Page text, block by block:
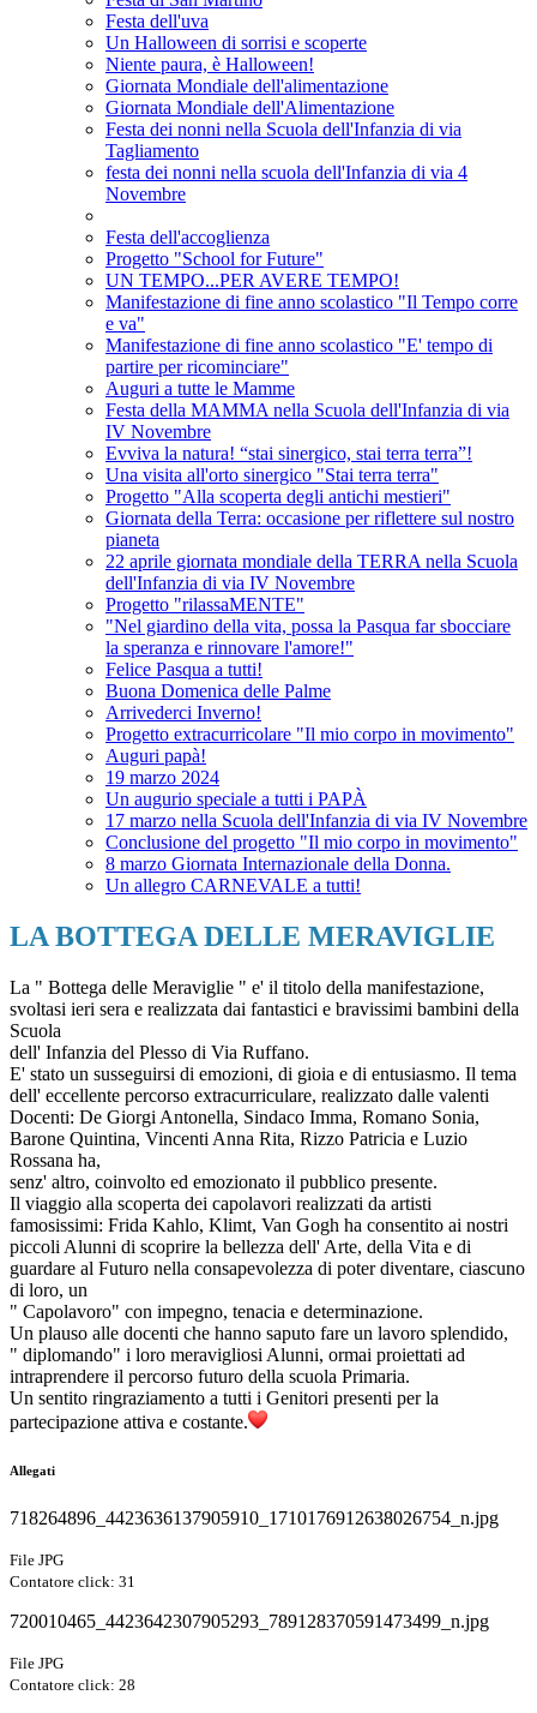
Festa dell'uva
Un Halloween di sorrisi e scoperte
Niente paura, è Halloween!
Giornata Mondiale dell'alimentazione
Giornata Mondiale dell'Alimentazione
Festa dei nonni nella Scuola dell'Infanzia di via
Tagliamento
festa dei nonni nella scuola dell'Infanzia di via 4
Novembre
Festa dell'accoglienza
Progetto "School for Future"
UN TEMPO...PER AVERE TEMPO!
Manifestazione di fine anno scolastico "Il Tempo corre
e va"
Manifestazione di fine anno scolastico "E' tempo di
partire per ricominciare"
Auguri a tutte le Mamme
Festa della MAMMA nella Scuola dell'Infanzia di via
IV Novembre
Evviva la natura! “stai sinergico, stai terra terra”!
Una visita all'orto sinergico "Stai terra terra"
Progetto "Alla scoperta degli antichi mestieri"
Giornata della Terra: occasione per riflettere sul nostro
pianeta
22 aprile giornata mondiale della TERRA nella Scuola
dell'Infanzia di via IV Novembre
Progetto "rilassaMENTE"
"Nel giardino della vita, possa la Pasqua far sbocciare
la speranza e rinnovare l'amore!"
Felice Pasqua a tutti!
Buona Domenica delle Palme
Arrivederci Inverno!
Progetto extracurricolare "Il mio corpo in movimento"
Auguri papà!
19 marzo 2024
Un augurio speciale a tutti i PAPÀ
17 marzo nella Scuola dell'Infanzia di via IV Novembre
Conclusione del progetto "Il mio corpo in movimento"
8 marzo Giornata Internazionale della Donna.
Un allegro CARNEVALE a tutti!
LA BOTTEGA DELLE MERAVIGLIE
La " Bottega delle Meraviglie " e' il titolo della manifestazione,
svoltasi ieri sera e realizzata dai fantastici e bravissimi bambini della
Scuola
dell' Infanzia del Plesso di Via Ruffano.
E' stato un susseguirsi di emozioni, di gioia e di entusiasmo. Il tema
dell' eccellente percorso extracurriculare, realizzato dalle valenti
Docenti: De Giorgi Antonella, Sindaco Imma, Romano Sonia,
Barone Quintina, Vincenti Anna Rita, Rizzo Patricia e Luzio
Rossana ha,
senz' altro, coinvolto ed emozionato il pubblico presente.
Il viaggio alla scoperta dei capolavori realizzati da artisti
famosissimi: Frida Kahlo, Klimt, Van Gogh ha consentito ai nostri
piccoli Alunni di scoprire la bellezza dell' Arte, della Vita e di
guardare al Futuro nella consapevolezza di poter diventare, ciascuno
di loro, un
" Capolavoro" con impegno, tenacia e determinazione.
Un plauso alle docenti che hanno saputo fare un lavoro splendido,
" diplomando" i loro meravigliosi Alunni, ormai proiettati ad
intraprendere il percorso futuro della scuola Primaria.
Un sentito ringraziamento a tutti i Genitori presenti per la
partecipazione attiva e costante.
Allegati
718264896_4423636137905910_1710176912638026754_n.jpg
File JPG
Contatore click: 31
720010465_4423642307905293_789128370591473499_n.jpg
File JPG
Contatore click: 28